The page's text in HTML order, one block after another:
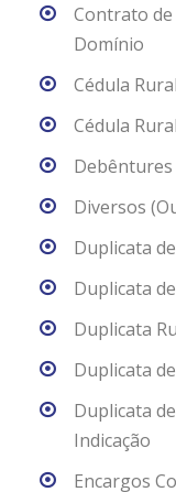
Contrato de
Domínio
Cédula
Cédula
Debêntures
Diversos
Duplicata
Duplicata
Duplicata
Duplicata
Duplicata
Indicação
Encargos